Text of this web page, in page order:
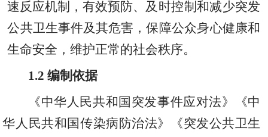
速反应机制 ，有效预防、 及时控制和减少突发
公共卫生事件及其危害 ，保障公众身心健康和
生命安全 ，维护正常的社会秩序。
1.2编制依据
《中华人民共和国突发事件应对法》《中
华人民共和国传染病防治法》《突发公共卫生